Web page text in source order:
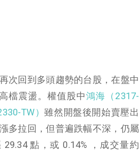
次回到多頭趨勢的台股，在盤中
檔震盪。權值股中鴻海（2317-
TW）雖然開盤後開始賣壓出
多拉回，但普遍跌幅不深，仍屬
29.34點，或 0.14%
，成交量約